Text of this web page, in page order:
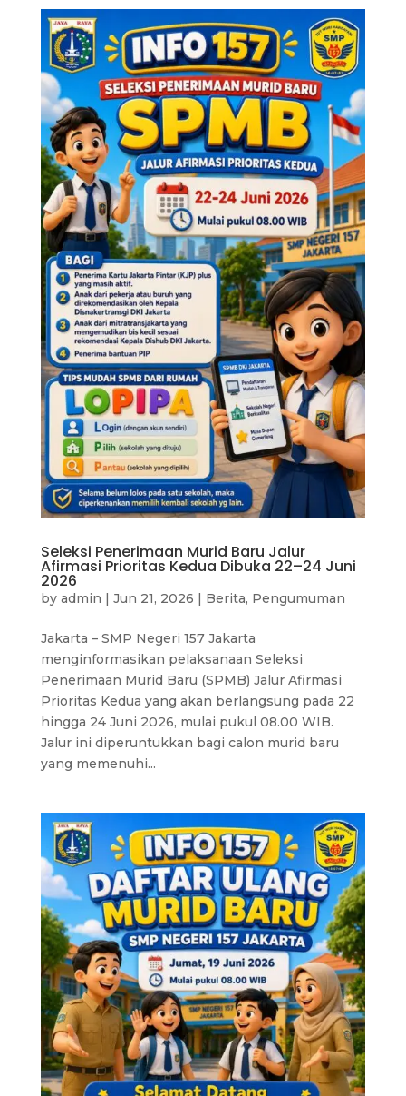
Seleksi Penerimaan Murid Baru Jalur
Afirmasi Prioritas Kedua Dibuka 22–24 Juni
2026
by admin | Jun 21, 2026 | Berita, Pengumuman
Jakarta – SMP Negeri 157 Jakarta
menginformasikan pelaksanaan Seleksi
Penerimaan Murid Baru (SPMB) Jalur Afirmasi
Prioritas Kedua yang akan berlangsung pada 22
hingga 24 Juni 2026, mulai pukul 08.00 WIB.
Jalur ini diperuntukkan bagi calon murid baru
yang memenuhi...